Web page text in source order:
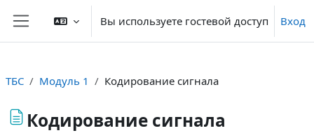
Перейти к основному содержанию
Боковая панель
Вы используете гостевой доступ Вход
ТБС Модуль 1 Кодирование сигнала
Кодирование сигнала